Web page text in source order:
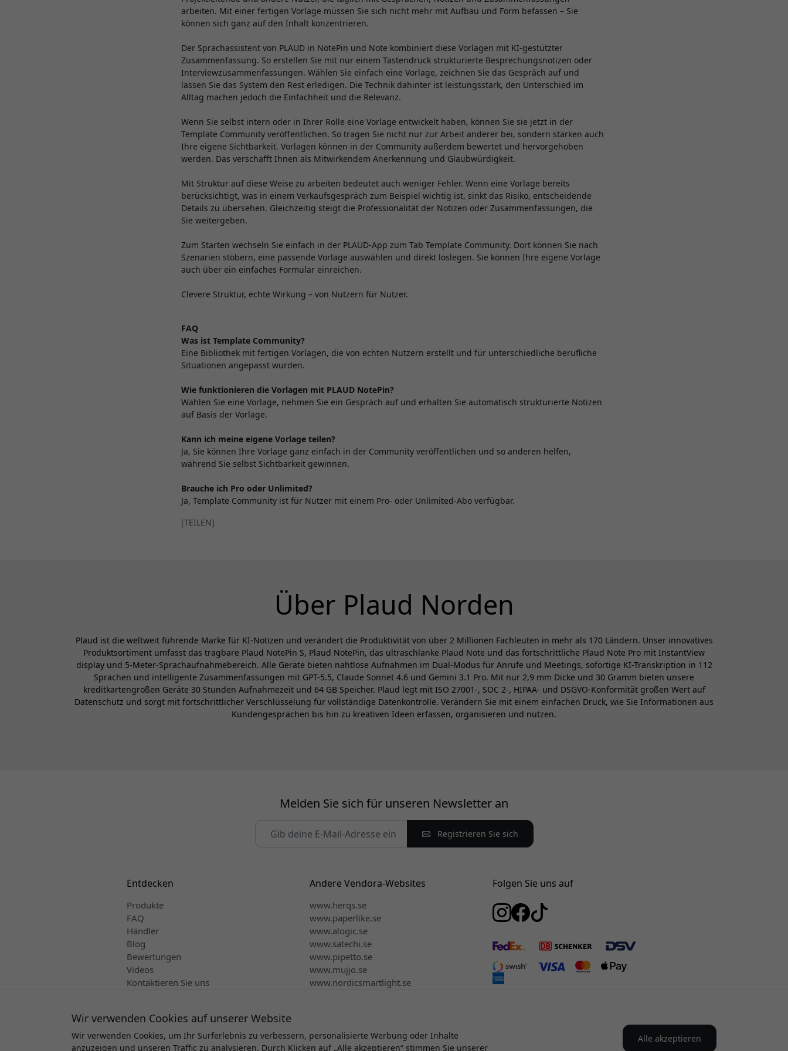
arbeiten. Mit einer fertigen Vorlage müssen Sie sich nicht mehr mit Aufbau und Form befassen – Sie
können sich ganz auf den Inhalt konzentrieren.
Der Sprachassistent von PLAUD in NotePin und Note kombiniert diese Vorlagen mit KI-gestützter
Zusammenfassung. So erstellen Sie mit nur einem Tastendruck strukturierte Besprechungsnotizen oder
Interviewzusammenfassungen. Wählen Sie einfach eine Vorlage, zeichnen Sie das Gespräch auf und
lassen Sie das System den Rest erledigen. Die Technik dahinter ist leistungsstark, den Unterschied im
Alltag machen jedoch die Einfachheit und die Relevanz.
Wenn Sie selbst intern oder in Ihrer Rolle eine Vorlage entwickelt haben, können Sie sie jetzt in der
Template Community veröffentlichen. So tragen Sie nicht nur zur Arbeit anderer bei, sondern stärken auch
Ihre eigene Sichtbarkeit. Vorlagen können in der Community außerdem bewertet und hervorgehoben
werden. Das verschafft Ihnen als Mitwirkendem Anerkennung und Glaubwürdigkeit.
Mit Struktur auf diese Weise zu arbeiten bedeutet auch weniger Fehler. Wenn eine Vorlage bereits
berücksichtigt, was in einem Verkaufsgespräch zum Beispiel wichtig ist, sinkt das Risiko, entscheidende
Details zu übersehen. Gleichzeitig steigt die Professionalität der Notizen oder Zusammenfassungen, die
Sie weitergeben.
Zum Starten wechseln Sie einfach in der PLAUD-App zum Tab Template Community. Dort können Sie nach
Szenarien stöbern, eine passende Vorlage auswählen und direkt loslegen. Sie können Ihre eigene Vorlage
auch über ein einfaches Formular einreichen.
Clevere Struktur, echte Wirkung – von Nutzern für Nutzer.
FAQ
Was ist Template Community?
Eine Bibliothek mit fertigen Vorlagen, die von echten Nutzern erstellt und für unterschiedliche berufliche
Situationen angepasst wurden.
Wie funktionieren die Vorlagen mit PLAUD NotePin?
Wählen Sie eine Vorlage, nehmen Sie ein Gespräch auf und erhalten Sie automatisch strukturierte Notizen
auf Basis der Vorlage.
Kann ich meine eigene Vorlage teilen?
Ja, Sie können Ihre Vorlage ganz einfach in der Community veröffentlichen und so anderen helfen,
während Sie selbst Sichtbarkeit gewinnen.
Brauche ich Pro oder Unlimited?
Ja, Template Community ist für Nutzer mit einem Pro- oder Unlimited-Abo verfügbar.
[TEILEN]
Über Plaud Norden
Plaud ist die weltweit führende Marke für KI-Notizen und verändert die Produktivität von über 2 Millionen Fachleuten in mehr als 170 Ländern. Unser innovatives
Produktsortiment umfasst das tragbare Plaud NotePin S, Plaud NotePin, das ultraschlanke Plaud Note und das fortschrittliche Plaud Note Pro mit InstantView
display und 5-Meter-Sprachaufnahmebereich. Alle Geräte bieten nahtlose Aufnahmen im Dual-Modus für Anrufe und Meetings, sofortige KI-Transkription in 112
Sprachen und intelligente Zusammenfassungen mit GPT-5.5, Claude Sonnet 4.6 und Gemini 3.1 Pro. Mit nur 2,9 mm Dicke und 30 Gramm bieten unsere
kreditkartengroßen Geräte 30 Stunden Aufnahmezeit und 64 GB Speicher. Plaud legt mit ISO 27001-, SOC 2-, HIPAA- und DSGVO-Konformität großen Wert auf
Datenschutz und sorgt mit fortschrittlicher Verschlüsselung für vollständige Datenkontrolle. Verändern Sie mit einem einfachen Druck, wie Sie Informationen aus
Kundengesprächen bis hin zu kreativen Ideen erfassen, organisieren und nutzen.
Melden Sie sich für unseren Newsletter an
Registrieren Sie sich
Entdecken
Produkte
FAQ
Händler
Blog
Bewertungen
Videos
Kontaktieren Sie uns
Andere Vendora-Websites
www.herqs.se
www.paperlike.se
www.alogic.se
www.satechi.se
www.pipetto.se
www.mujjo.se
www.nordicsmartlight.se
Folgen Sie uns auf
Wir verwenden Cookies auf unserer Website
Wir verwenden Cookies, um Ihr Surferlebnis zu verbessern, personalisierte Werbung oder Inhalte
anzuzeigen und unseren Traffic zu analysieren. Durch Klicken auf „Alle akzeptieren“ stimmen Sie unserer
Alle akzeptieren